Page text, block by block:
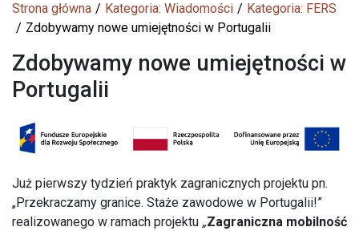
Strona główna Kategoria: Wiadomości
Kategoria: FERS
Zdobywamy nowe umiejętności w Portugalii
Zdobywamy nowe umiejętności w
Portugalii
Już pierwszy tydzień praktyk zagranicznych projektu pn.
„Przekraczamy granice. Staże zawodowe w Portugalii!”
realizowanego w ramach projektu „Zagraniczna mobilność